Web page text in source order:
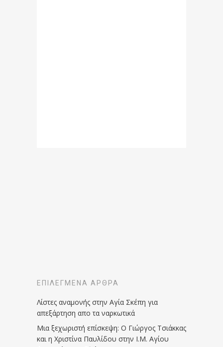
ΕΠΙΛΕΓΜΈΝΑ ΆΡΘΡΑ
Λίστες αναμονής στην Αγία Σκέπη για
απεξάρτηση απο τα ναρκωτικά
Μια ξεχωριστή επίσκεψη: Ο Γιώργος Τσιάκκας
και η Χριστίνα Παυλίδου στην Ι.Μ. Αγίου